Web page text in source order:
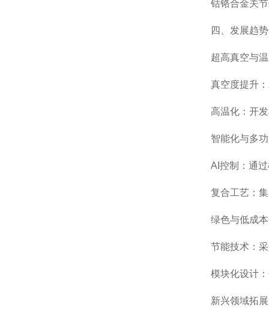
钴铬合金关
四、发展趋势
超高真空与
真空度提升
高温化：开
智能化与多
AI控制：通
复合工艺：
绿色与低成
节能技术：
模块化设计
新兴领域拓展